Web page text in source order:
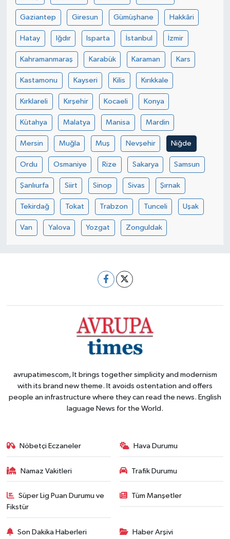
Gaziantep Giresun Gümüşhane Hakkâri
Hatay Iğdır Isparta İstanbul İzmir
Kahramanmaraş Karabük Karaman Kars
Kastamonu Kayseri Kilis Kırıkkale
Kırklareli Kırşehir Kocaeli Konya
Kütahya Malatya Manisa Mardin
Mersin Muğla Muş Nevşehir Niğde
Ordu Osmaniye Rize Sakarya Samsun
Şanlıurfa Siirt Sinop Sivas Şırnak
Tekirdağ Tokat Trabzon Tunceli Uşak
Van Yalova Yozgat Zonguldak
avrupatimescom, It brings together simplicity and modernism
with its brand new theme. It avoids ostentation and offers
people an infrastructure where they can read the news. English
laguage News for the World.
Nöbetçi Eczaneler Hava Durumu
Namaz Vakitleri Trafik Durumu
Süper Lig Puan Durumu ve
Fikstür
Tüm Manşetler
Son Dakika Haberleri Haber Arşivi